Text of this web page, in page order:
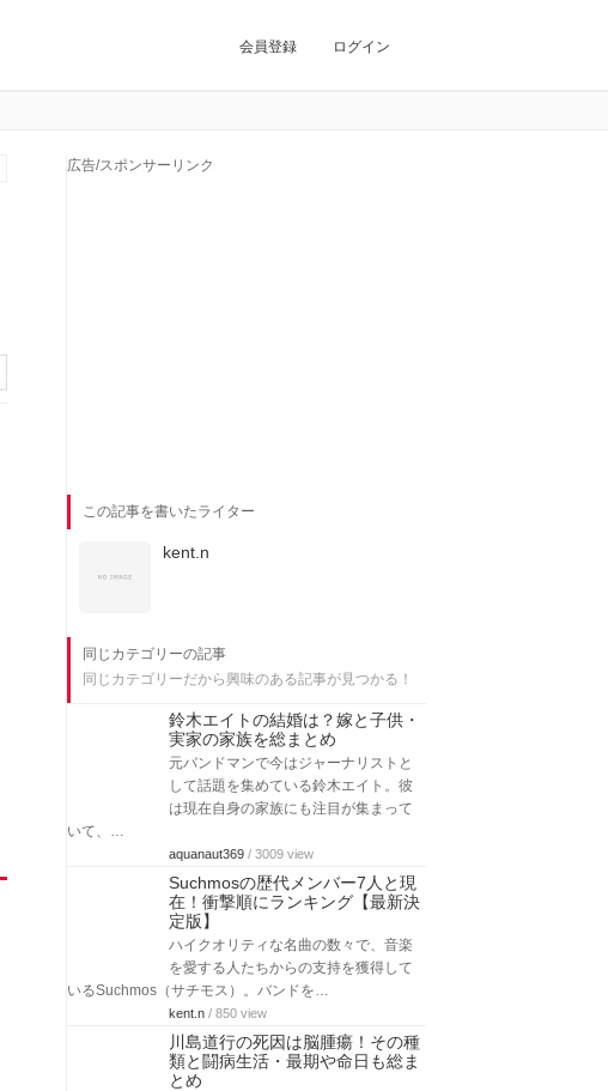
会員登録 ログイン
広告/スポンサーリンク
この記事を書いたライター
kent.n
同じカテゴリーの記事
同じカテゴリーだから興味のある記事が見つかる！
鈴木エイトの結婚は？嫁と子供・
実家の家族を総まとめ
元バンドマンで今はジャーナリストと
して話題を集めている鈴木エイト。彼
は現在自身の家族にも注目が集まって
いて、…
aquanaut369 / 3009 view
Suchmosの歴代メンバー7人と現
在！衝撃順にランキング【最新決
定版】
ハイクオリティな名曲の数々で、音楽
を愛する人たちからの支持を獲得して
いるSuchmos（サチモス）。バンドを…
kent.n / 850 view
川島道行の死因は脳腫瘍！その種
類と闘病生活・最期や命日も総ま
とめ